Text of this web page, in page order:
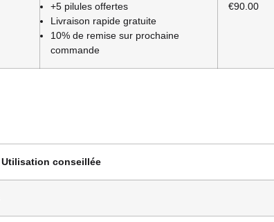
+5 pilules offertes
Livraison rapide gratuite
10% de remise sur prochaine
commande
€90.00
Utilisation conseillée